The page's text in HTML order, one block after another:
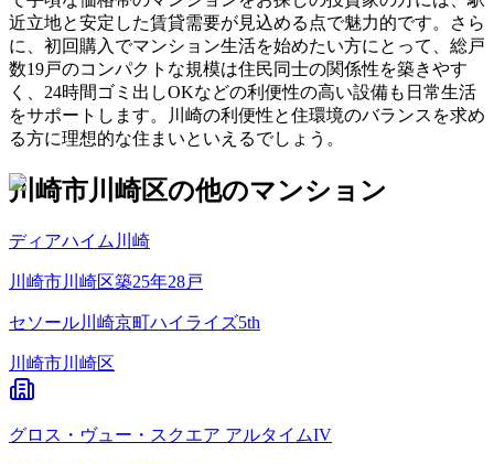
近立地と安定した賃貸需要が見込める点で魅力的です。さら
に、初回購入でマンション生活を始めたい方にとって、総戸
数19戸のコンパクトな規模は住民同士の関係性を築きやす
く、24時間ゴミ出しOKなどの利便性の高い設備も日常生活
をサポートします。川崎の利便性と住環境のバランスを求め
る方に理想的な住まいといえるでしょう。
川崎市川崎区の他のマンション
ディアハイム川崎
川崎市川崎区築25年28戸
セソール川崎京町ハイライズ5th
川崎市川崎区
グロス・ヴュー・スクエア アルタイムIV